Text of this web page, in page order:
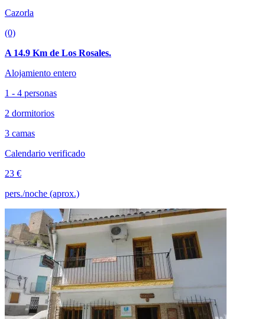
Cazorla
(0)
A 14.9 Km de Los Rosales.
Alojamiento entero
1 - 4 personas
2 dormitorios
3 camas
Calendario verificado
23 €
pers./noche (aprox.)